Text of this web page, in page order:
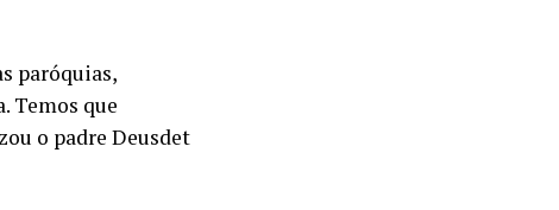
paróquias,
Temos que
o padre Deusdet